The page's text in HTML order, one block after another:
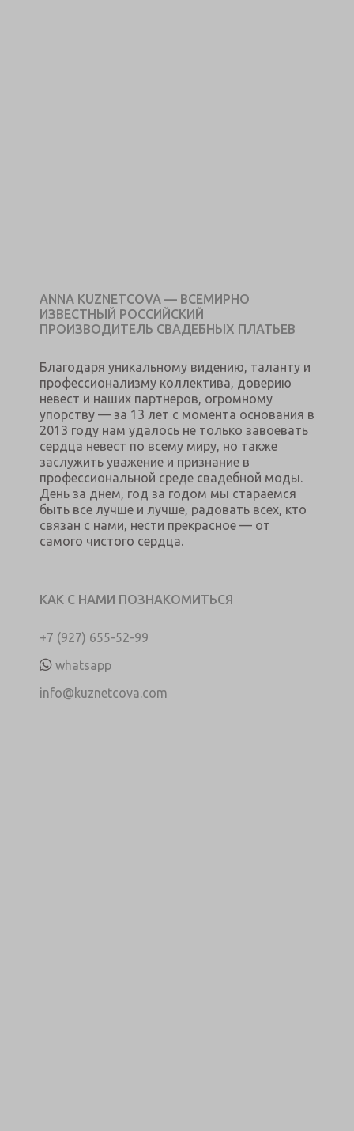
ANNA KUZNETCOVA — ВСЕМИРНО
ИЗВЕСТНЫЙ РОССИЙСКИЙ
ПРОИЗВОДИТЕЛЬ СВАДЕБНЫХ ПЛАТЬЕВ
Благодаря уникальному видению, таланту и
профессионализму коллектива, доверию
невест и наших партнеров, огромному
упорству — за 13 лет с момента основания в
2013 году нам удалось не только завоевать
сердца невест по всему миру, но также
заслужить уважение и признание в
профессиональной среде свадебной моды.
День за днем, год за годом мы стараемся
быть все лучше и лучше, радовать всех, кто
связан с нами, нести прекрасное — от
самого чистого сердца.
КАК С НАМИ ПОЗНАКОМИТЬСЯ
+7 (927) 655-52-99
whatsapp
info@kuznetcova.com